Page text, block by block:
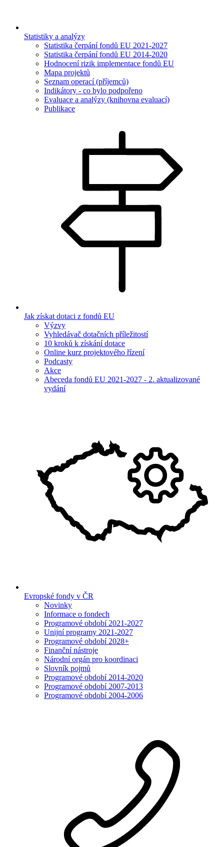
Statistiky a analýzy
Statistika čerpání fondů EU 2021-2027
Statistika čerpání fondů EU 2014-2020
Hodnocení rizik implementace fondů EU
Mapa projektů
Seznam operací (příjemců)
Indikátory - co bylo podpořeno
Evaluace a analýzy (knihovna evaluací)
Publikace
Jak získat dotaci z fondů EU
Výzvy
Vyhledávač dotačních příležitostí
10 kroků k získání dotace
Online kurz projektového řízení
Podcasty
Akce
Abeceda fondů EU 2021-2027 - 2. aktualizované
vydání
Evropské fondy v ČR
Novinky
Informace o fondech
Programové období 2021-2027
Unijní programy 2021-2027
Programové období 2028+
Finanční nástroje
Národní orgán pro koordinaci
Slovník pojmů
Programové období 2014-2020
Programové období 2007-2013
Programové období 2004-2006